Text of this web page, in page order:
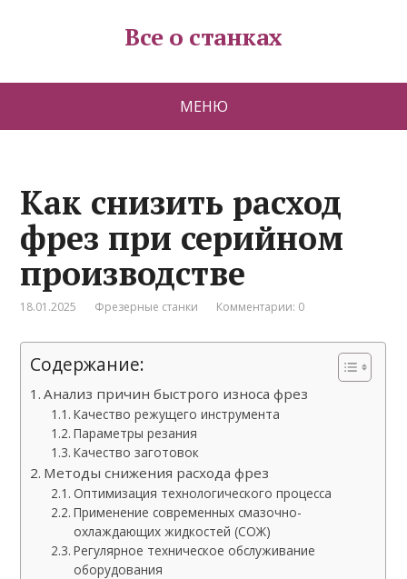
Все о станках
МЕНЮ
Как снизить расход
фрез при серийном
производстве
18.01.2025 Фрезерные станки Комментарии: 0
Содержание:
Анализ причин быстрого износа фрез
Качество режущего инструмента
Параметры резания
Качество заготовок
Методы снижения расхода фрез
Оптимизация технологического процесса
Применение современных смазочно-
охлаждающих жидкостей (СОЖ)
Регулярное техническое обслуживание
оборудования